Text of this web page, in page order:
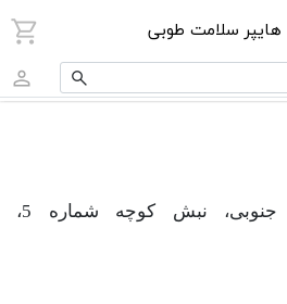
هایپر سلامت طوبی
اصفهان، خیابان ملک جنوبی، نبش کوچه شماره 5،